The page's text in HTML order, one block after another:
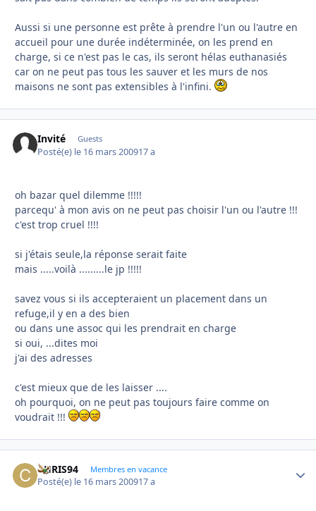
Aussi si une personne est prête à prendre l'un ou l'autre en
accueil pour une durée indéterminée, on les prend en
charge, si ce n'est pas le cas, ils seront hélas euthanasiés
car on ne peut pas tous les sauver et les murs de nos
maisons ne sont pas extensibles à l'infini.
Invité Guests
Posté(e) le 16 mars 200917 a
oh bazar quel dilemme !!!!!
parcequ' à mon avis on ne peut pas choisir l'un ou l'autre !!!
c'est trop cruel !!!!
si j'étais seule,la réponse serait faite
mais .....voilà .........le jp !!!!!
savez vous si ils accepteraient un placement dans un
refuge,il y en a des bien
ou dans une assoc qui les prendrait en charge
si oui, ...dites moi
j'ai des adresses
c'est mieux que de les laisser ....
oh pourquoi, on ne peut pas toujours faire comme on
voudrait !!!
CHRIS94 Membres en vacance
Posté(e) le 16 mars 200917 a